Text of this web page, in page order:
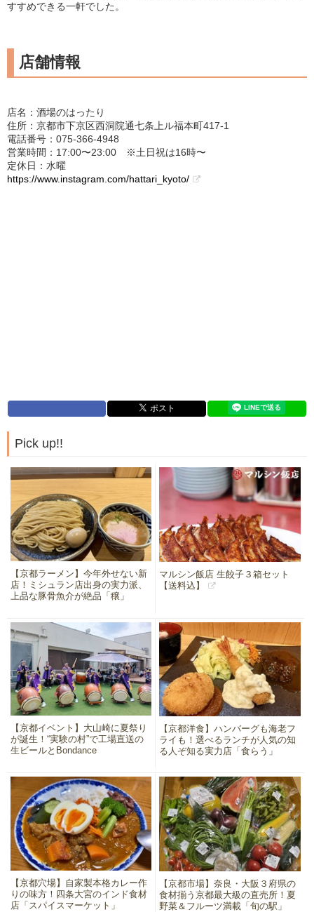
すすめできる一軒でした。
店舗情報
店名：酒場のはったり
住所：京都市下京区西洞院通七条上ル福本町417-1
電話番号：075-366-4948
営業時間：17:00〜23:00 ※土日祝は16時〜
定休日：水曜
https://www.instagram.com/hattari_kyoto/
Pick up!!
【京都ラーメン】今年外せない新
店！ミシュラン店出身の実力派、
上品な豚骨魚介が絶品「穣」
マルシン飯店 生餃子３箱セット
【送料込】
【京都イベント】大山崎に夏祭り
が誕生！“実験の村”で工場直送の
生ビールとBondance
【京都洋食】ハンバーグも海老フ
ライも！選べるランチが人気の知
る人ぞ知る実力店「食らう」
【京都穴場】自家製本格カレー作
りの味方！四条大宮のインド食材
店「スパイスマーケット」
【京都市場】奈良・大阪３府県の
食材揃う京都最大級の直売所！夏
野菜＆フルーツ満載「旬の駅」